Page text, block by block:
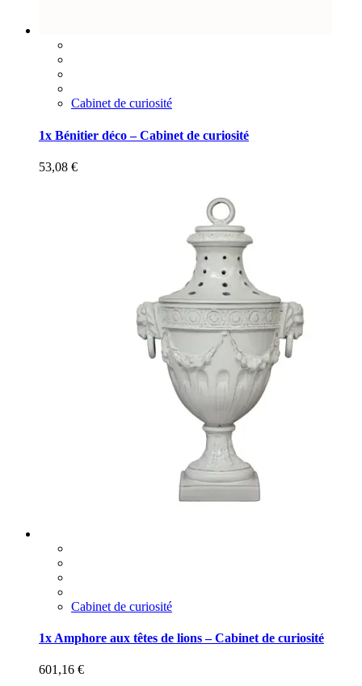
Cabinet de curiosité
1x Bénitier déco – Cabinet de curiosité
53,08 €
Cabinet de curiosité
1x Amphore aux têtes de lions – Cabinet de curiosité
601,16 €